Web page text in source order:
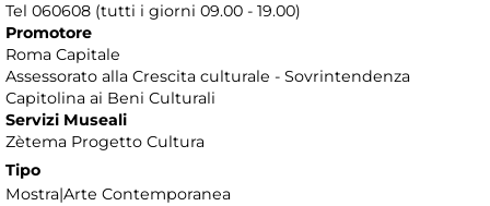
Tel 060608 (tutti i giorni 09.00 - 19.00)
Promotore
Roma Capitale
Assessorato alla Crescita culturale - Sovrintendenza
Capitolina ai Beni Culturali
Servizi Museali
Zètema Progetto Cultura
Tipo
Mostra|Arte Contemporanea